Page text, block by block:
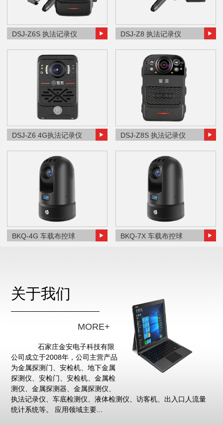
DSJ-Z6S 执法记录仪 DSJ-Z8 执法记录仪
DSJ-Z6 4G执法记录仪 DSJ-Z8S 执法记录仪
BKQ-4G 车载布控球 BKQ-7X 车载布控球
关于我们
MORE+
石家庄金安电子科技有限
公司成立于2008年，公司主营产品
为金属探测门、安检机、地下金属
探测仪、安检门、安检机、金属检
测仪、金属探测器、金属探测仪、
执法记录仪、车底检测仪、液体检测仪、访客机、出入口人流量
统计系统等。 应用领域主要...